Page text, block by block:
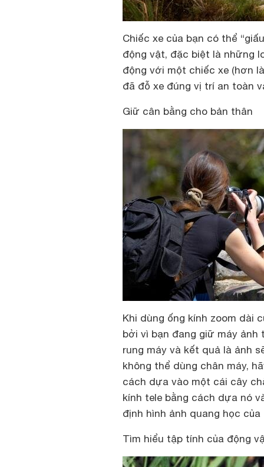
Chiếc xe của bạn có thể
động vật, đặc biệt là những
động với một chiếc xe (hơn
đã đỗ xe đúng vị trí an toàn
Giữ cân bằng cho bản thân
Khi dùng ống kính zoom dài
bởi vì bạn đang giữ máy
rung máy và kết quả là ảnh
không thể dùng chân máy,
cách dựa vào một cái cây
kính tele bằng cách dựa nó
định hình ảnh quang học
Tìm hiểu tập tính của động